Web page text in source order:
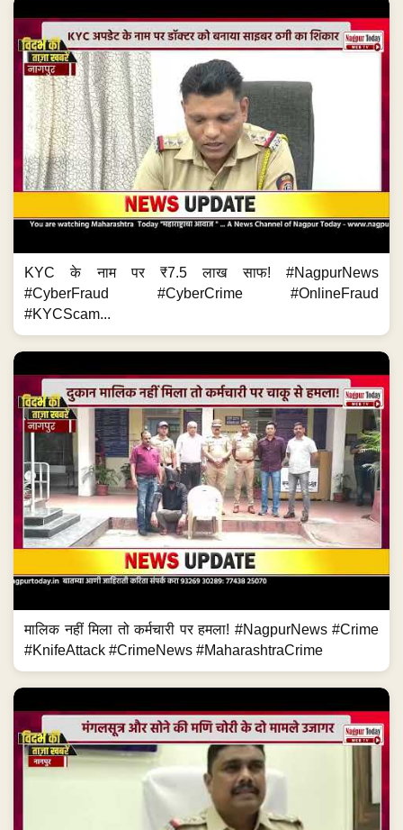
KYC के नाम पर ₹7.5 लाख साफ! #NagpurNews
#CyberFraud #CyberCrime #OnlineFraud
#KYCScam...
मालिक नहीं मिला तो कर्मचारी पर हमला! #NagpurNews #Crime
#KnifeAttack #CrimeNews #MaharashtraCrime